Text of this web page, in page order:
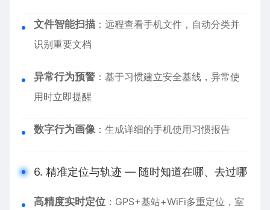
文件智能扫描 ：远程查看手机文件，自动分类并
识别重要文档
异常行为预警 ：基于习惯建立安全基线，异常使
用时立即提醒
数字行为画像：生成详细的手机使用习惯报告
6. 精准定位与轨迹 — 随时知道在哪、去过哪
高精度实时定位 ：GPS+基站+WiFi多重定位，室